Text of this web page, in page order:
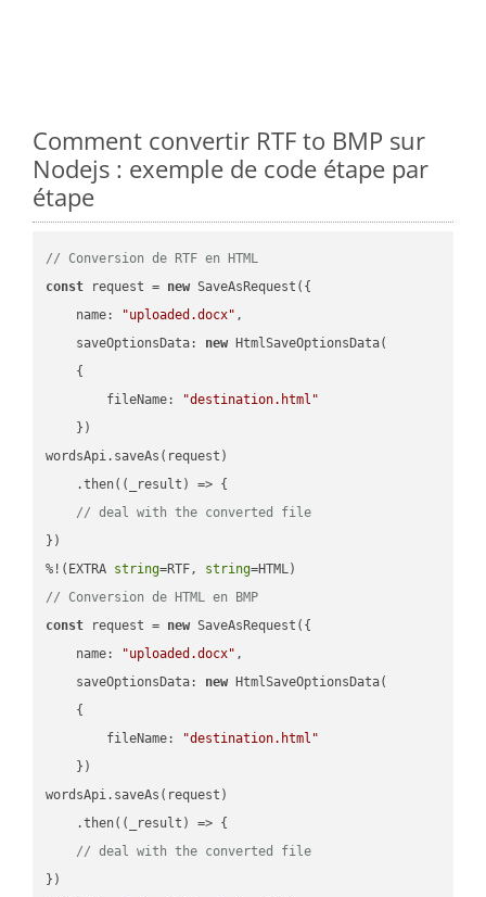
Comment convertir RTF to BMP sur
Nodejs : exemple de code étape par
étape
// Conversion de RTF en HTML
const request = new SaveAsRequest({
name: "uploaded.docx" ,
saveOptionsData: new HtmlSaveOptionsData(
    {
fileName:
"destination.html"
    })
wordsApi.saveAs(request)
    .then(
( _result ) => {
// deal with the converted file
})
%!(EXTRA string=RTF, string
// Conversion de HTML en BMP
const request = new SaveAsRequest({
name: "uploaded.docx" ,
saveOptionsData: new HtmlSaveOptionsData(
    {
fileName:
"destination.html"
    })
wordsApi.saveAs(request)
    .then(
( _result ) => {
// deal with the converted file
})